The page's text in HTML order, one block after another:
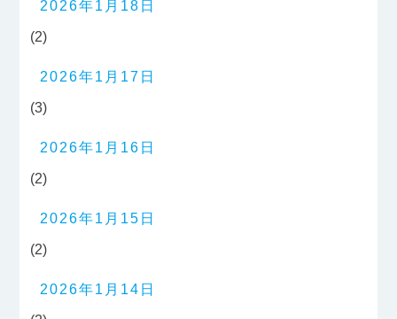
2026年1月18日
(2)
2026年1月17日
(3)
2026年1月16日
(2)
2026年1月15日
(2)
2026年1月14日